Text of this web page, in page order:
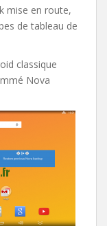
mise en route,
de tableau de
classique
Nova